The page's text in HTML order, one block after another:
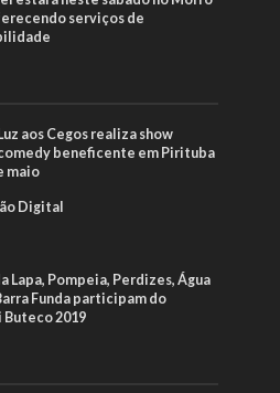
serviços de
aos Cegos realiza show
beneficente em Pirituba
maio
Digital
Lapa, Pompeia, Perdizes, Água
Funda participam do
Buteco 2019